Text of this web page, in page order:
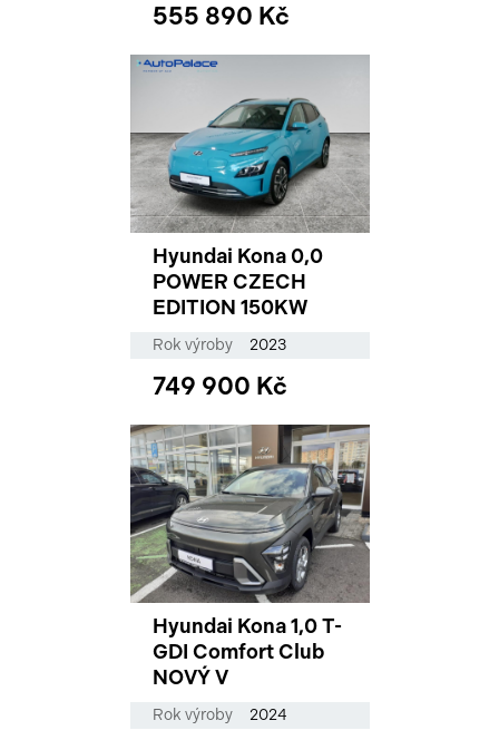
555 890 Kč
Hyundai Kona 0,0
POWER CZECH
EDITION 150KW
Rok výroby 2023
749 900 Kč
Hyundai Kona 1,0 T-
GDI Comfort Club
NOVÝ V
Rok výroby 2024